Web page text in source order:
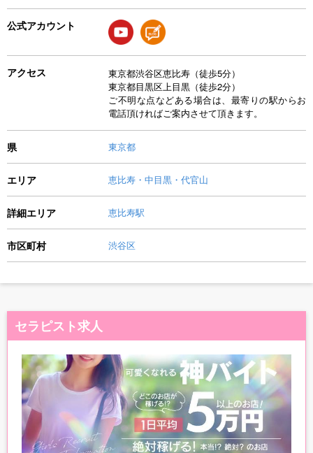
公式アカウント
アクセス
東京都渋谷区恵比寿（徒歩5分）
東京都目黒区上目黒（徒歩2分）
ご不明な点などある場合は、最寄りの駅からお
電話頂ければご案内させて頂きます。
県 東京都
エリア 恵比寿・中目黒・代官山
詳細エリア 恵比寿駅
市区町村 渋谷区
セラピスト求人